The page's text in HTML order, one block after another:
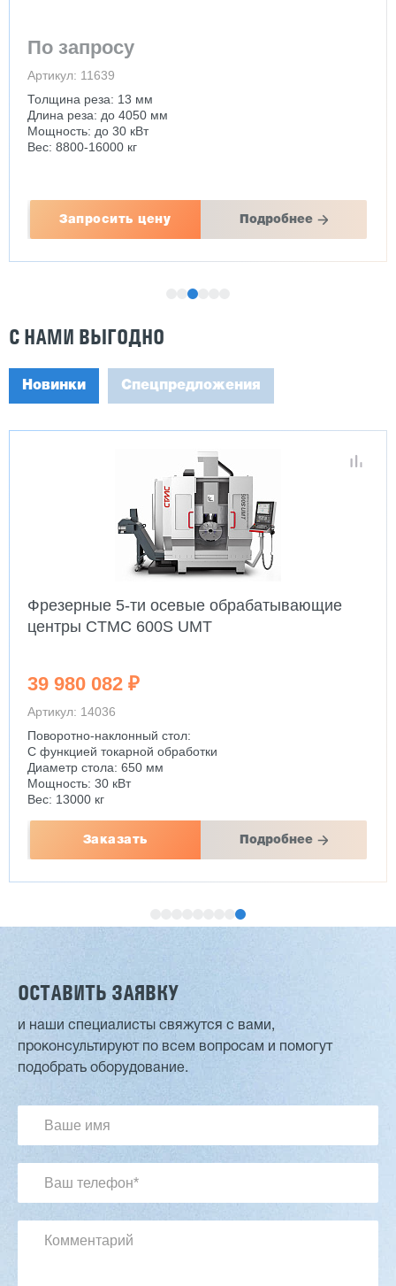
По запросу
Артикул: 11639
Толщина реза: 13 мм
Длина реза: до 4050 мм
Мощность: до 30 кВт
Вес: 8800-16000 кг
Запросить цену Подробнее
С НАМИ ВЫГОДНО
Новинки Спецпредложения
Фрезерные 5-ти осевые обрабатывающие
центры CTMC 600S UMT
39 980 082 ₽
Артикул: 14036
Поворотно-наклонный стол:
С функцией токарной обработки
Диаметр стола: 650 мм
Мощность: 30 кВт
Вес: 13000 кг
Заказать Подробнее
Лущильный станок (комбинированный)
HARTMANN PRIME BX-17G
3 713 115 ₽
Артикул: 3088
Толщина шпона: 0,5-3,0 мм
ОСТАВИТЬ ЗАЯВКУ
и наши специалисты свяжутся с вами,
проконсультируют по всем вопросам и помогут
подобрать оборудование.